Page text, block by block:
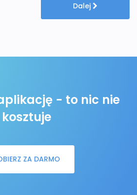
Dalej
- to nic nie
kosztuje
ZA DARMO